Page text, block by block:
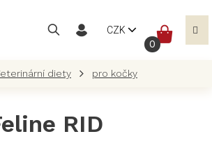
CZK
diety pro kočky
RID